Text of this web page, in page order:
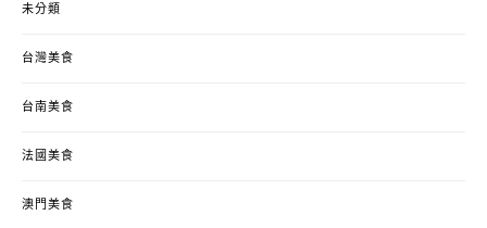
未分類
台灣美食
台南美食
法國美食
澳門美食